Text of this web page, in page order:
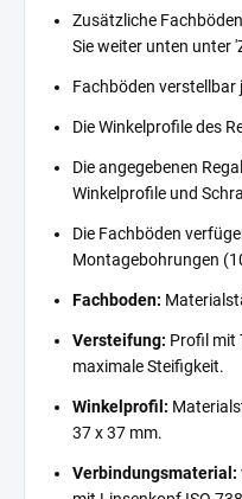
Zusätzliche
Sie weiter unten unter
Fachböden verstellbar
Die Winkelprofile des
Die angegebenen
Winkelprofile und
Die Fachböden
Montagebohrungen
Fachboden:
Versteifung: Profil mit
maximale Steifigkeit.
Winkelprofil:
37 x 37 mm.
Verbindungsmaterial: